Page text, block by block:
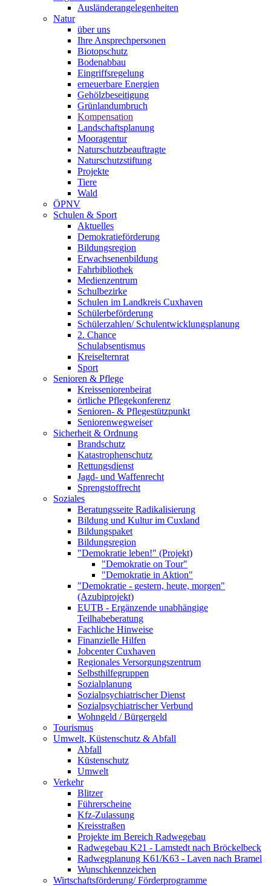
Ausländerangelegenheiten
Natur
über uns
Ihre Ansprechpersonen
Biotopschutz
Bodenabbau
Eingriffsregelung
erneuerbare Energien
Gehölzbeseitigung
Grünlandumbruch
Kompensation
Landschaftsplanung
Mooragentur
Naturschutzbeauftragte
Naturschutzstiftung
Projekte
Tiere
Wald
ÖPNV
Schulen & Sport
Aktuelles
Demokratieförderung
Bildungsregion
Erwachsenenbildung
Fahrbibliothek
Medienzentrum
Schulbezirke
Schulen im Landkreis Cuxhaven
Schülerbeförderung
Schülerzahlen/ Schulentwicklungsplanung
2. Chance
Schulabsentismus
Kreiselternrat
Sport
Senioren & Pflege
Kreisseniorenbeirat
örtliche Pflegekonferenz
Senioren- & Pflegestützpunkt
Seniorenwegweiser
Sicherheit & Ordnung
Brandschutz
Katastrophenschutz
Rettungsdienst
Jagd- und Waffenrecht
Sprengstoffrecht
Soziales
Beratungsseite Radikalisierung
Bildung und Kultur im Cuxland
Bildungspaket
Bildungsregion
"Demokratie leben!" (Projekt)
"Demokratie on Tour"
"Demokratie in Aktion"
"Demokratie - gestern, heute, morgen"
(Azubiprojekt)
EUTB - Ergänzende unabhängige
Teilhabeberatung
Fachliche Hinweise
Finanzielle Hilfen
Jobcenter Cuxhaven
Regionales Versorgungszentrum
Selbsthilfegruppen
Sozialplanung
Sozialpsychiatrischer Dienst
Sozialpsychiatrischer Verbund
Wohngeld / Bürgergeld
Tourismus
Umwelt, Küstenschutz & Abfall
Abfall
Küstenschutz
Umwelt
Verkehr
Blitzer
Führerscheine
Kfz-Zulassung
Kreisstraßen
Projekte im Bereich Radwegebau
Radwegebau K21 - Lamstedt nach Bröckelbeck
Radwegplanung K61/K63 - Laven nach Bramel
Wunschkennzeichen
Wirtschaftsförderung/ Förderprogramme